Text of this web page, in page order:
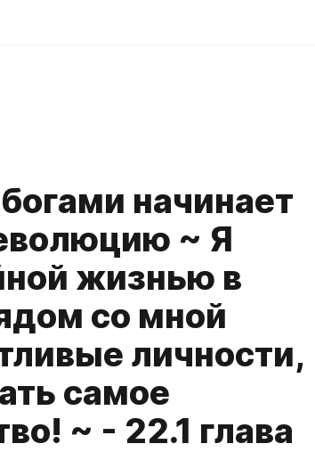
начинает
~ Я
жизнью в
со мной
личности,
самое
~ - 22.1 глава